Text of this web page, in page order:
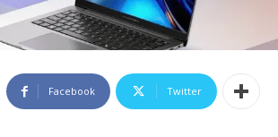
Facebook Twitter